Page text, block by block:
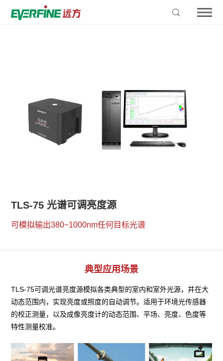
TLS-75 光谱可调亮度源
可模拟输出380~1000nm任何目标光谱
典型应用场景
TLS-75可调光谱亮度源模拟各类典型的室内和室外光源，并在大
动态范围内，实现亮度或照度的自动调节。适用于环境光传感器
的校正测量，以及成像亮度计的动态范围、平场、亮度、色度等
特性测量校准。